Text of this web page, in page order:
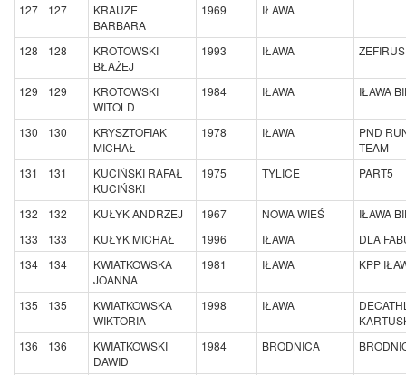
127 127
KRAUZE
BARBARA
1969 IŁAWA
128 128
KROTOWSKI
BŁAŻEJ
1993 IŁAWA
129 129
KROTOWSKI
WITOLD
1984 IŁAWA IŁAWA
130 130
KRYSZTOFIAK
MICHAŁ
1978 IŁAWA
PND
TEAM
131
131
KUCIŃSKI RAFAŁ
KUCIŃSKI
1975 TYLICE PART5
132 132 KUŁYK ANDRZEJ 1967 NOWA WIEŚ
IŁAWA
133
133 KUŁYK MICHAŁ 1996 IŁAWA
DLA
134
134
KWIATKOWSKA
JOANNA
1981 IŁAWA KPP
135 135
KWIATKOWSKA
WIKTORIA
1998 IŁAWA
136
136
KWIATKOWSKI
DAWID
1984 BRODNICA